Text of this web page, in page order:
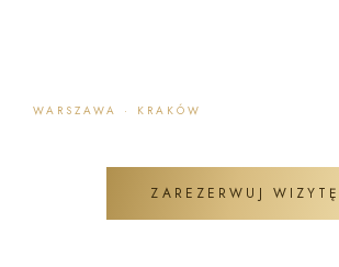
WARSZAWA · KRAKÓW
ZAREZERWUJ WIZYTĘ